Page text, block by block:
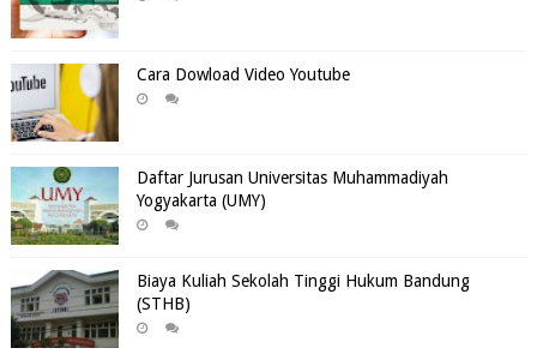
Cara Dowload Video Youtube
Daftar Jurusan Universitas Muhammadiyah
Yogyakarta (UMY)
Biaya Kuliah Sekolah Tinggi Hukum Bandung
(STHB)